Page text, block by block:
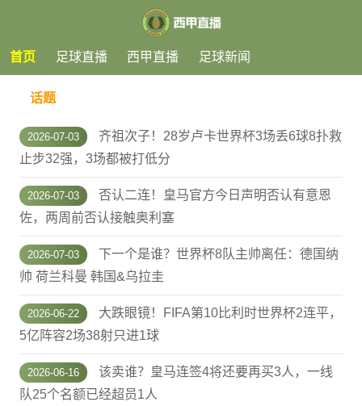
首页 足球直播 西甲直播 足球新闻
话题
2026-07-03
齐祖次子！28岁卢卡世界杯3场丢6球8扑救
止步32强，3场都被打低分
2026-07-03
否认二连！皇马官方今日声明否认有意恩
佐，两周前否认接触奥利塞
2026-07-03
下一个是谁？世界杯8队主帅离任：德国纳
帅 荷兰科曼 韩国&乌拉圭
2026-06-22
大跌眼镜！FIFA第10比利时世界杯2连平，
5亿阵容2场38射只进1球
2026-06-16
该卖谁？皇马连签4将还要再买3人，一线
队25个名额已经超员1人